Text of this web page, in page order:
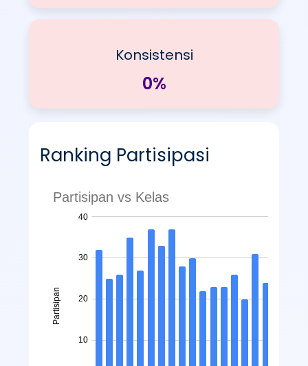
Konsistensi
0%
Kerajinan siswa
Ranking Partisipasi